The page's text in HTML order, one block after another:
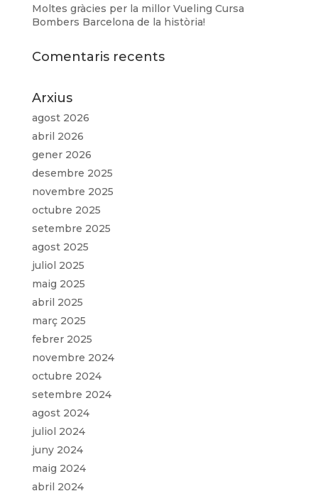
Moltes gràcies per la millor Vueling Cursa
Bombers Barcelona de la història!
Comentaris recents
Arxius
agost 2026
abril 2026
gener 2026
desembre 2025
novembre 2025
octubre 2025
setembre 2025
agost 2025
juliol 2025
maig 2025
abril 2025
març 2025
febrer 2025
novembre 2024
octubre 2024
setembre 2024
agost 2024
juliol 2024
juny 2024
maig 2024
abril 2024